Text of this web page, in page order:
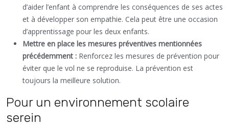
d’aider l’enfant à comprendre les conséquences de ses actes
et à développer son empathie. Cela peut être une occasion
d’apprentissage pour les deux enfants.
Mettre en place les mesures préventives mentionnées
précédemment : Renforcez les mesures de prévention pour
éviter que le vol ne se reproduise. La prévention est
toujours la meilleure solution.
Pour un environnement scolaire
serein